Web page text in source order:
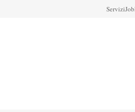
ServiziJob